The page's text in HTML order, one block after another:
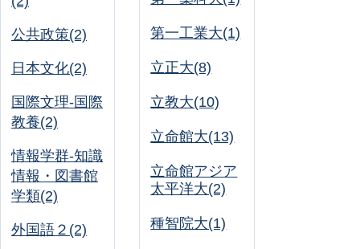
公共政策(2)
日本文化(2)
国際文理-国際
教養(2)
情報学群-知識
情報・図書館
学類(2)
外国語２(2)
第一工業大(1)
立正大(8)
立教大(10)
立命館大(13)
立命館アジア
太平洋大(2)
種智院大(1)